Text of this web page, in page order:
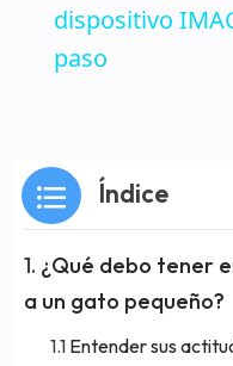
dispositivo
paso
Índice
¿Qué debo tener
a un gato pequeño?
Entender sus